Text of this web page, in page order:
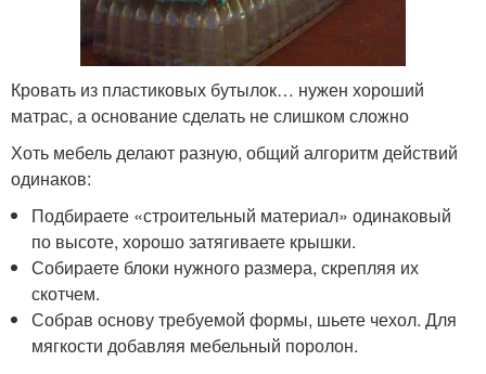
Кровать из пластиковых бутылок… нужен хороший
матрас, а основание сделать не слишком сложно
Хоть мебель делают разную, общий алгоритм действий
одинаков:
Подбираете «строительный материал» одинаковый
по высоте, хорошо затягиваете крышки.
Собираете блоки нужного размера, скрепляя их
скотчем.
Собрав основу требуемой формы, шьете чехол. Для
мягкости добавляя мебельный поролон.